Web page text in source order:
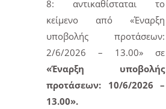
8: αντικαθίσταται το
κείμενο από «Έναρξη
υποβολής προτάσεων:
2/6/2026 – 13.00» σε
«Έναρξη υποβολής
προτάσεων: 10/6/2026 –
13.00».